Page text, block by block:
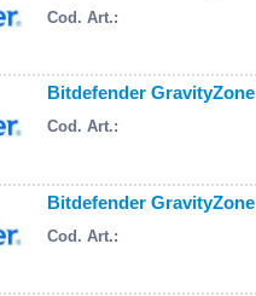
Cod. Art.:
Bitdefender
Cod. Art.:
Bitdefender
Cod. Art.: